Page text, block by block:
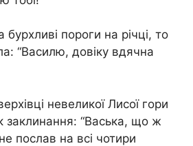
пороги на річці, то
“Василю, довіку вдячна
невеликої Лисої гори
заклинання: “Васька, що ж
послав на всі чотири